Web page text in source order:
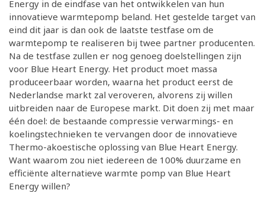
Energy in de eindfase van het ontwikkelen van hun
innovatieve warmtepomp beland. Het gestelde target van
eind dit jaar is dan ook de laatste testfase om de
warmtepomp te realiseren bij twee partner producenten.
Na de testfase zullen er nog genoeg doelstellingen zijn
voor Blue Heart Energy. Het product moet massa
produceerbaar worden, waarna het product eerst de
Nederlandse markt zal veroveren, alvorens zij willen
uitbreiden naar de Europese markt. Dit doen zij met maar
één doel: de bestaande compressie verwarmings- en
koelingstechnieken te vervangen door de innovatieve
Thermo-akoestische oplossing van Blue Heart Energy.
Want waarom zou niet iedereen de 100% duurzame en
efficiënte alternatieve warmte pomp van Blue Heart
Energy willen?